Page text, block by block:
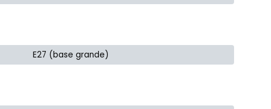
E27 (base grande)